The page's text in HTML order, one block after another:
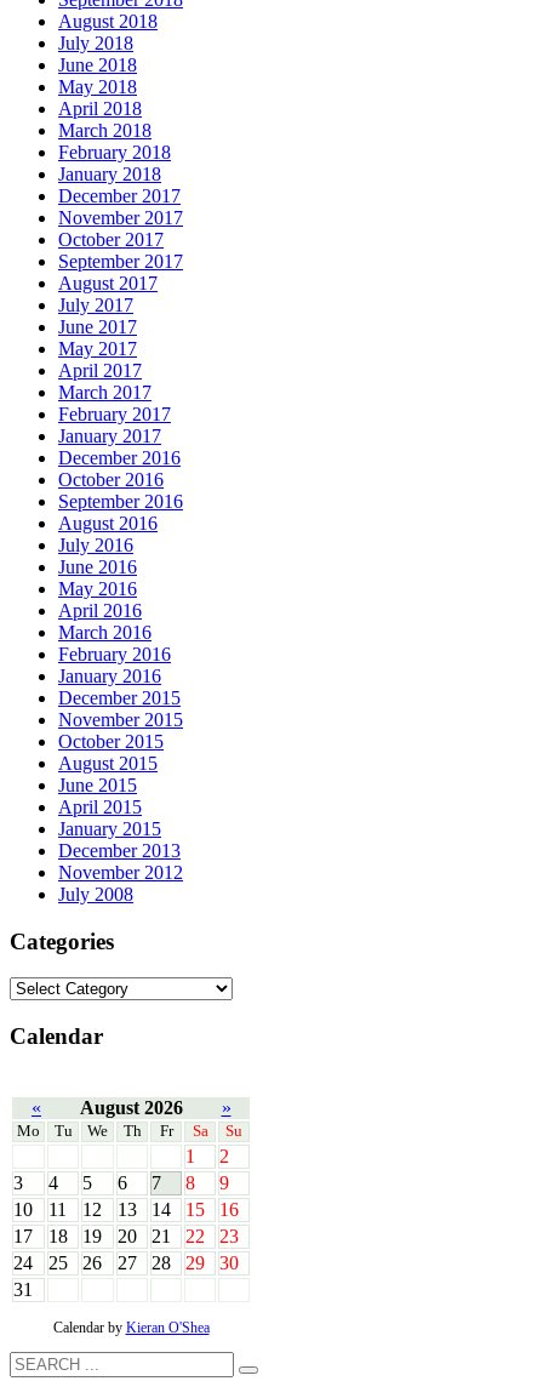
August 2018
July 2018
June 2018
May 2018
April 2018
March 2018
February 2018
January 2018
December 2017
November 2017
October 2017
September 2017
August 2017
July 2017
June 2017
May 2017
April 2017
March 2017
February 2017
January 2017
December 2016
October 2016
September 2016
August 2016
July 2016
June 2016
May 2016
April 2016
March 2016
February 2016
January 2016
December 2015
November 2015
October 2015
August 2015
June 2015
April 2015
January 2015
December 2013
November 2012
July 2008
Categories
Calendar
« August 2026 »
Mo Tu We Th Fr Sa Su
1
2
3
4 5 6 7 8
9
10
11 12 13 14 15
16
17
18 19 20 21 22
23
24
25 26 27 28 29
30
31
Calendar by Kieran O'Shea